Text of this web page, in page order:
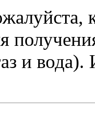
и вода).